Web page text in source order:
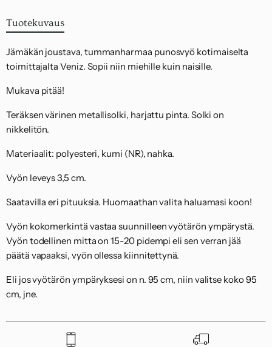
Tuotekuvaus
Jämäkän joustava, tummanharmaa punosvyö kotimaiselta
toimittajalta Veniz. Sopii niin miehille kuin naisille.
Mukava pitää!
Teräksen värinen metallisolki, harjattu pinta. Solki on
nikkelitön.
Materiaalit: polyesteri, kumi (NR), nahka.
Vyön leveys 3,5 cm.
Saatavilla eri pituuksia. Huomaathan valita haluamasi koon!
Vyön kokomerkintä vastaa suunnilleen vyötärön ympärystä.
Vyön todellinen mitta on 15-20 pidempi eli sen verran jää
päätä vapaaksi, vyön ollessa kiinnitettynä.
Eli jos vyötärön ympäryksesi on n. 95 cm, niin valitse koko 95
cm, jne.